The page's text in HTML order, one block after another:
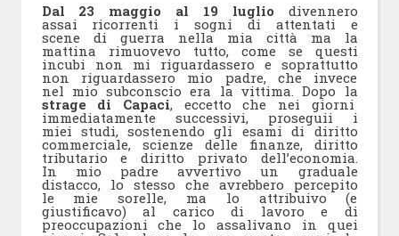
Dal 23 maggio al 19 luglio divennero
assai ricorrenti i sogni di attentati e
scene di guerra nella mia città ma la
mattina rimuovevo tutto, come se questi
incubi non mi riguardassero e soprattutto
non riguardassero mio padre, che invece
nel mio subconscio era la vittima. Dopo la
strage di Capaci, eccetto che nei giorni
immediatamente successivi, proseguii i
miei studi, sostenendo gli esami di diritto
commerciale, scienze delle finanze, diritto
tributario e diritto privato dell’economia.
In mio padre avvertivo un graduale
distacco, lo stesso che avrebbero percepito
le mie sorelle, ma lo attribuivo (e
giustificavo) al carico di lavoro e di
preoccupazioni che lo assalivano in quei